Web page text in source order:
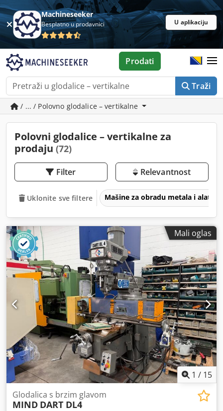
Machineseeker
Besplatno u prodavnici U aplikaciju
Traži
Prodati
/ ... / Polovno glodalice – vertikalne
Polovni glodalice – vertikalne za
prodaju (72)
Filter Relevantnost
Uklonite sve filtere Mašine za obradu metala i alatne
Mali oglas
1 / 15
Glodalica s brzim glavom
MIND DART DL4